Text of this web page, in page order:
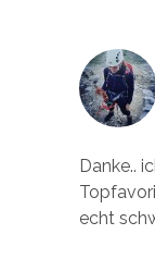
Danke..
echt